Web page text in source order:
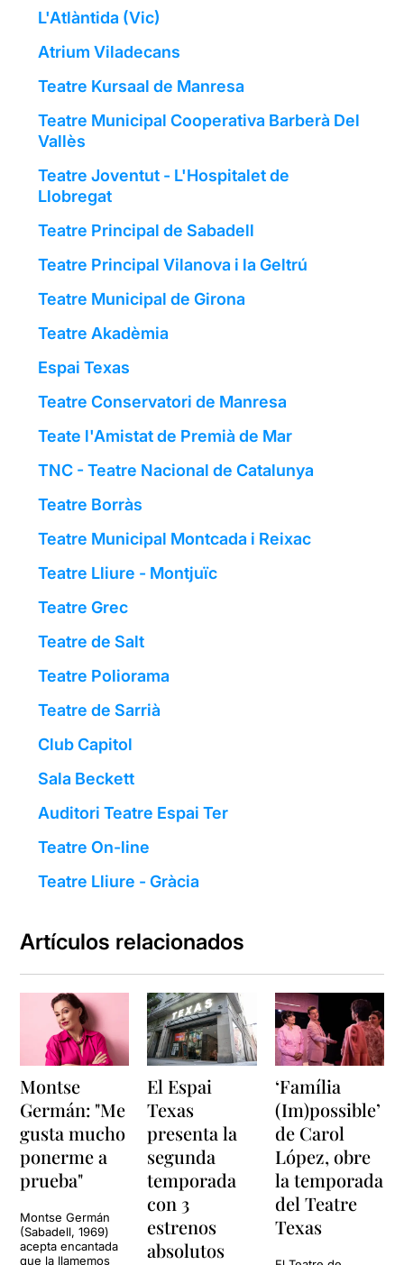
L'Atlàntida (Vic)
Atrium Viladecans
Teatre Kursaal de Manresa
Teatre Municipal Cooperativa Barberà Del
Vallès
Teatre Joventut - L'Hospitalet de
Llobregat
Teatre Principal de Sabadell
Teatre Principal Vilanova i la Geltrú
Teatre Municipal de Girona
Teatre Akadèmia
Espai Texas
Teatre Conservatori de Manresa
Teate l'Amistat de Premià de Mar
TNC - Teatre Nacional de Catalunya
Teatre Borràs
Teatre Municipal Montcada i Reixac
Teatre Lliure - Montjuïc
Teatre Grec
Teatre de Salt
Teatre Poliorama
Teatre de Sarrià
Club Capitol
Sala Beckett
Auditori Teatre Espai Ter
Teatre On-line
Teatre Lliure - Gràcia
Artículos relacionados
Montse
Germán: "Me
gusta mucho
ponerme a
prueba"
Montse Germán
(Sabadell, 1969)
acepta encantada
que la llamemos
El Espai
Texas
presenta la
segunda
temporada
con 3
estrenos
absolutos
‘Família
(Im)possible’
de Carol
López, obre
la temporada
del Teatre
Texas